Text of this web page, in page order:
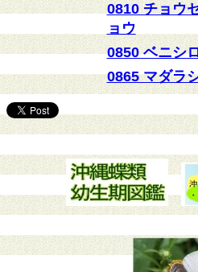
0810 チョウ
ョウ
0850 ベニシ
0865 マダラ